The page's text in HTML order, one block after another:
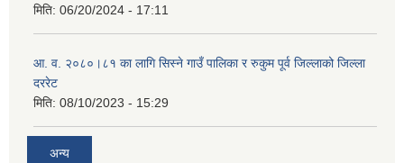
मिति: 06/20/2024 - 17:11
आ. व. २०८०।८१ का लागि सिस्ने गाउँ पालिका र रुकुम पूर्व जिल्लाको जिल्ला
दररेट
मिति: 08/10/2023 - 15:29
अन्य